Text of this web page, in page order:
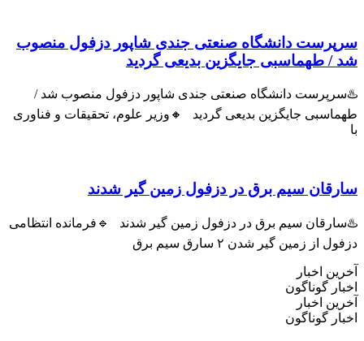
دانشگاه صنعتی جندی شاپور دزفول منصوب
/ طهماسبی جایگزین بدیعی گردید
دانشگاه صنعتی جندی شاپور دزفول منصوب شد /
جایگزین بدیعی گردید 🔸وزیر علوم، تحقیقات و فناوری
سیم برق در دزفول زمین گیر شدند
سیم برق در دزفول زمین گیر شدند 🔹فرمانده انتظامی
از زمین گیر شدن ۲ سارق سیم برق
اخبار
گوناگون
اخبار
گوناگون